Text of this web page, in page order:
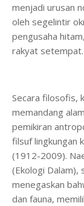
menjadi urusan
oleh segelintir
pengusaha
rakyat setempat.
Secara filosofis,
memandang
pemikiran
filsuf lingkungan
(1912-2009).
(Ekologi Dalam),
menegaskan
dan fauna,